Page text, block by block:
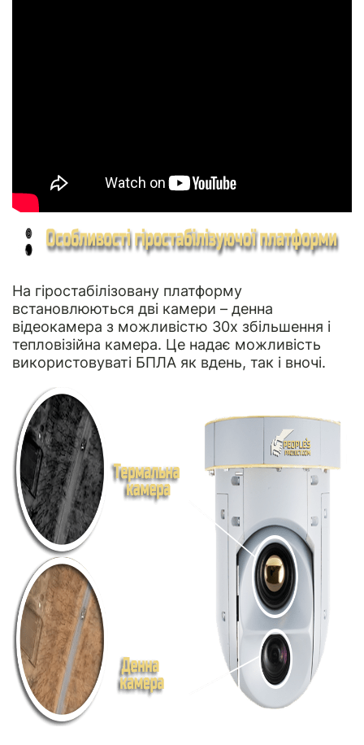
На гіростабілізовану платформу
встановлюються дві камери – денна
відеокамера з можливістю 30х збільшення і
тепловізійна камера. Це надає можливість
використовуваті БПЛА як вдень, так і вночі.